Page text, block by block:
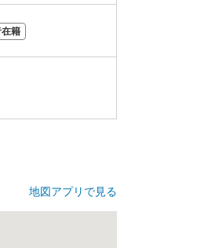
籍
地図アプリで見る